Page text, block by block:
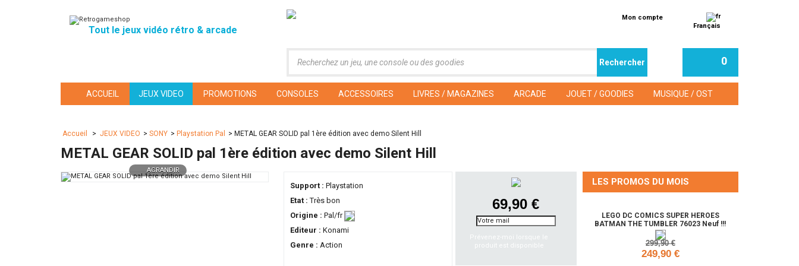
Tout le jeux vidéo rétro & arcade
Mon compte
Français
0
ACCUEIL JEUX VIDEO PROMOTIONS CONSOLES ACCESSOIRES LIVRES / MAGAZINES ARCADE JOUET / GOODIES MUSIQUE / OST
Accueil > JEUX VIDEO > SONY > Playstation Pal > METAL GEAR SOLID pal 1ère édition avec demo Silent Hill
METAL GEAR SOLID pal 1ère édition avec demo Silent Hill
AGRANDIR
Support : Playstation
Etat :Très bon
Origine : Pal/fr
Editeur : Konami
Genre : Action
69,90 €
Prévenez-moi lorsque le
produit est disponible
LES PROMOS DU MOIS
LEGO DC COMICS SUPER HEROES
BATMAN THE TUMBLER 76023 Neuf !!!
299,90 €
249,90 €